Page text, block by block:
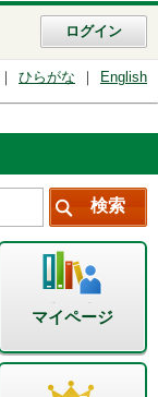
ログイン
ひらがな English
マイページ